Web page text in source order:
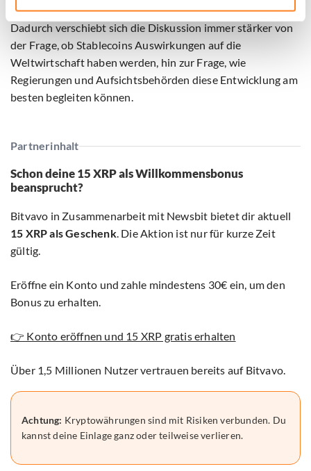
Dadurch verschiebt sich die Diskussion immer stärker von
der Frage, ob Stablecoins Auswirkungen auf die
Weltwirtschaft haben werden, hin zur Frage, wie
Regierungen und Aufsichtsbehörden diese Entwicklung am
besten begleiten können.
Partnerinhalt
Schon deine 15 XRP als Willkommensbonus
beansprucht?
Bitvavo in Zusammenarbeit mit Newsbit bietet dir aktuell
15 XRP als Geschenk. Die Aktion ist nur für kurze Zeit
gültig.
Eröffne ein Konto und zahle mindestens 30€ ein, um den
Bonus zu erhalten.
👉 Konto eröffnen und 15 XRP gratis erhalten
Über 1,5 Millionen Nutzer vertrauen bereits auf Bitvavo.
Achtung: Kryptowährungen sind mit Risiken verbunden. Du
kannst deine Einlage ganz oder teilweise verlieren.